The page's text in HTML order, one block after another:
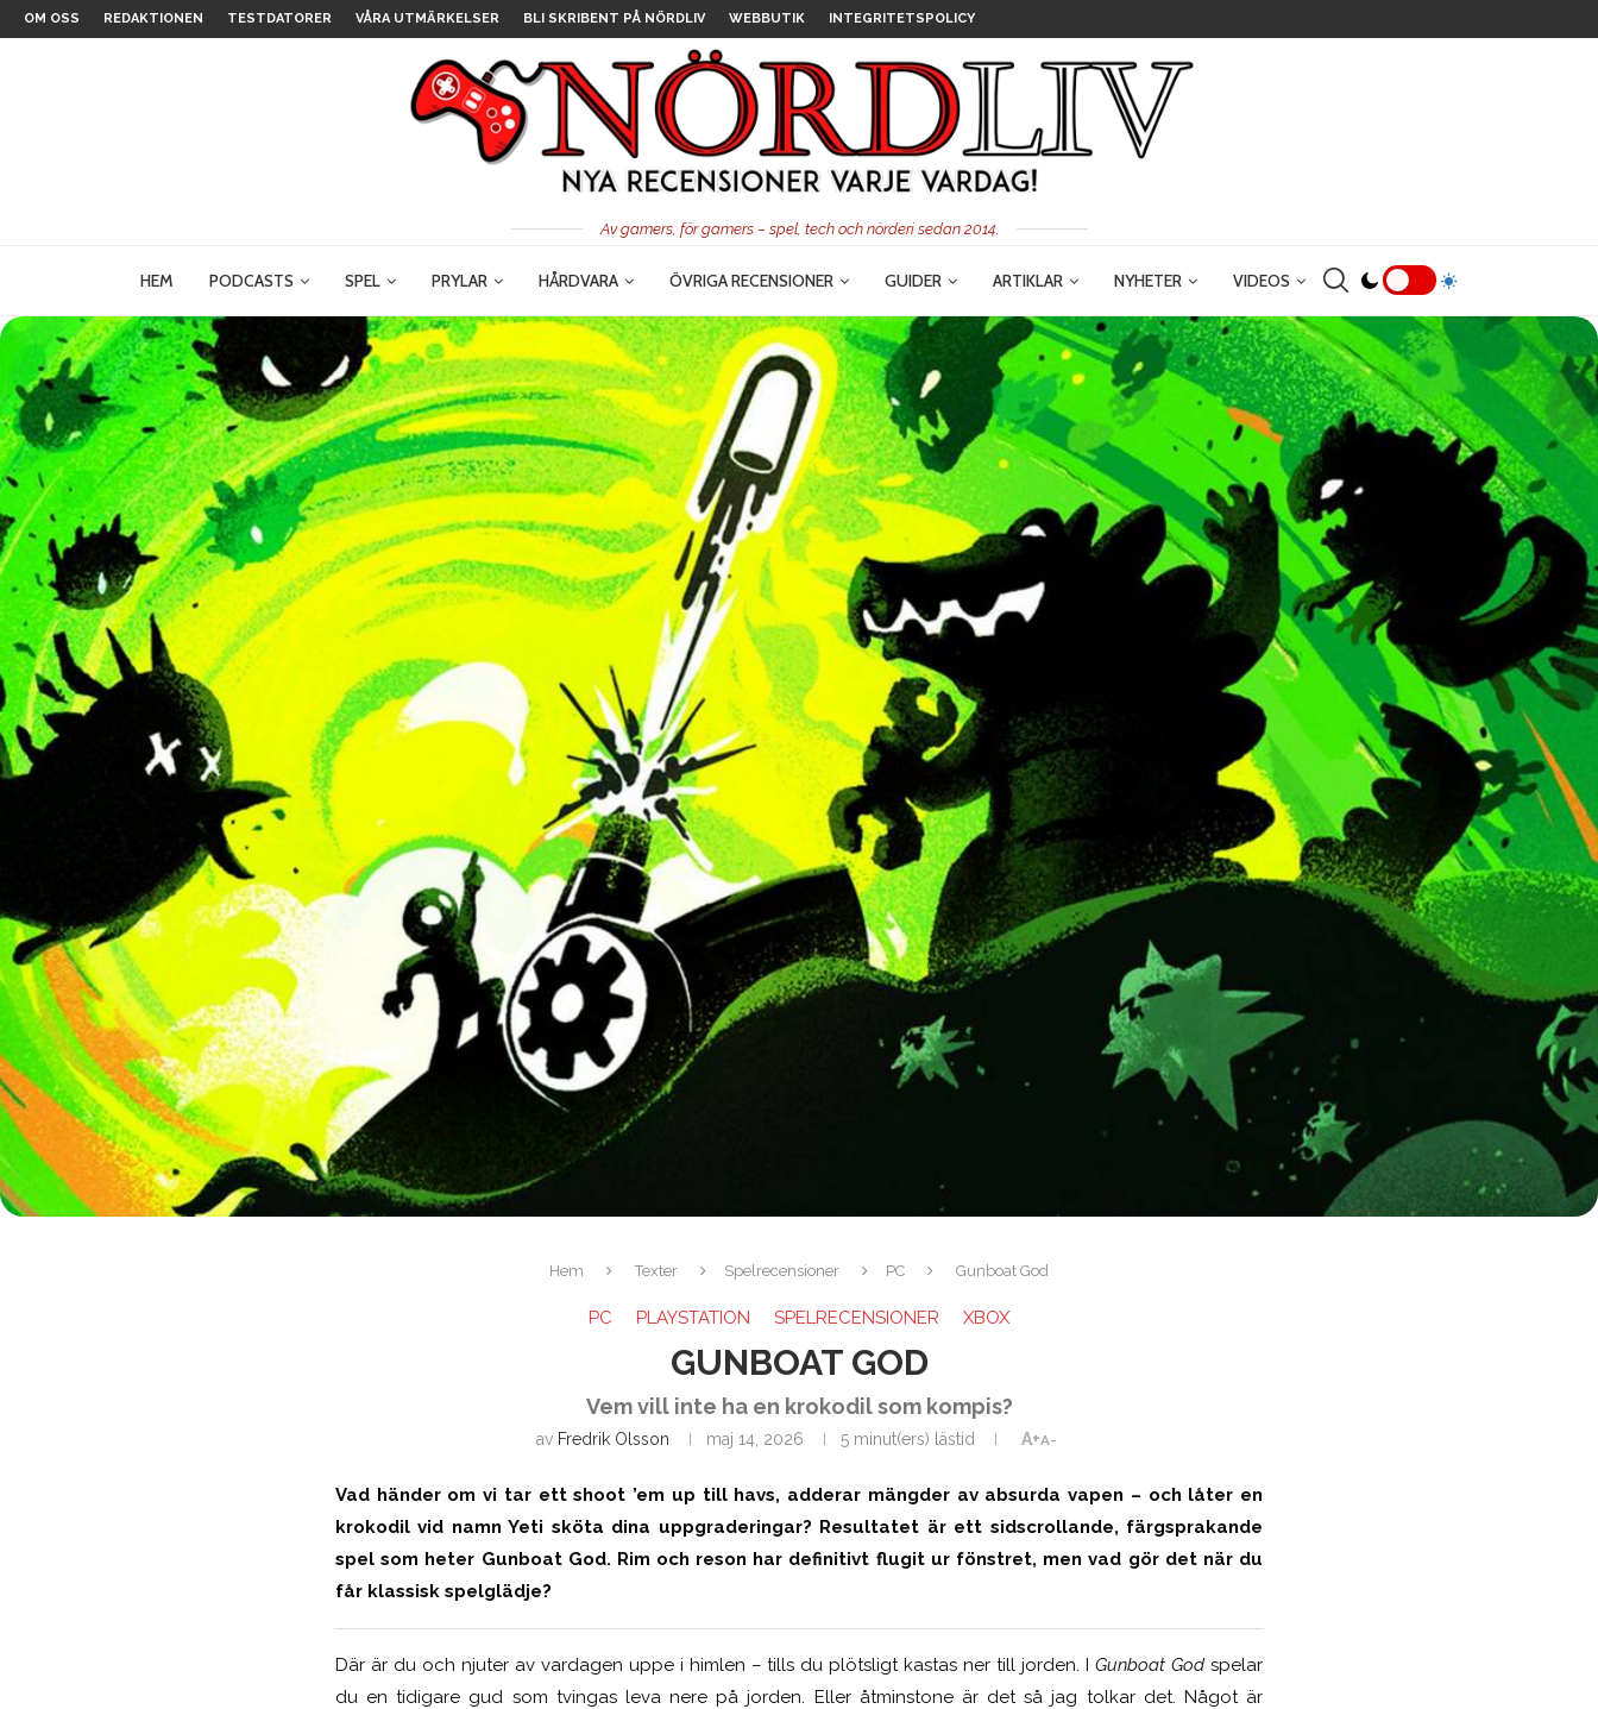
OM OSS REDAKTIONEN TESTDATORER VÅRA UTMÄRKELSER BLI SKRIBENT PÅ NÖRDLIV WEBBUTIK INTEGRITETSPOLICY
Av gamers, för gamers – spel, tech och nörderi sedan 2014.
HEM PODCASTS SPEL PRYLAR HÅRDVARA ÖVRIGA RECENSIONER GUIDER ARTIKLAR NYHETER VIDEOS
Hem Texter Spelrecensioner PC Gunboat God
PC PLAYSTATION SPELRECENSIONER XBOX
GUNBOAT GOD
Vem vill inte ha en krokodil som kompis?
av Fredrik Olsson maj 14, 2026 5 minut(ers) lästid A+A-
Vad händer om vi tar ett shoot ’em up till havs, adderar mängder av absurda vapen – och låter en
krokodil vid namn Yeti sköta dina uppgraderingar? Resultatet är ett sidscrollande, färgsprakande
spel som heter Gunboat God. Rim och reson har definitivt flugit ur fönstret, men vad gör det när du
får klassisk spelglädje?
Där är du och njuter av vardagen uppe i himlen – tills du plötsligt kastas ner till jorden. IGunboat God spelar
du en tidigare gud som tvingas leva nere på jorden. Eller åtminstone är det så jag tolkar det. Något är